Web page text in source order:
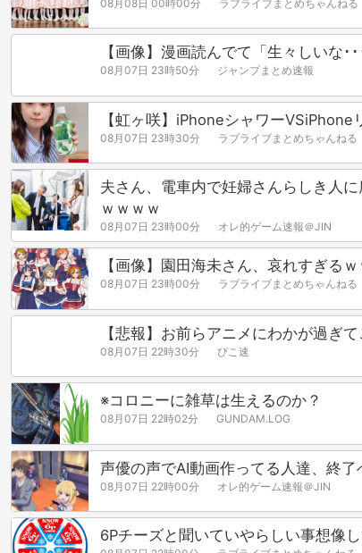
08月08日 00時00分 ラブライブまとめちゃんねる
【画像】漫画読んでて「生々しいな･
08月07日 23時50分 ジャンプまとめ速報
【虹ヶ咲】iPhoneシャワーVSiPhone
08月07日 23時30分 ラブライブまとめちゃんねる
夫さん、電車内で妊婦さんらしき人
ｗｗｗｗ
08月07日 23時00分 オレ的ゲーム速報＠JIN
【画像】園田海未さん、哀れすぎる
08月07日 23時00分 ラブライブまとめちゃんねる
【悲報】お前らアニメにわかが過ぎ
08月07日 22時30分 ぴこ速
※コロニーに雑草は生えるのか？
08月07日 22時02分 GUNDAM.LOG
声優の声でAI動画作ってる人達、終了
08月07日 22時00分 オレ的ゲーム速報＠JIN
6Pチーズと聞いていやらしい事想像